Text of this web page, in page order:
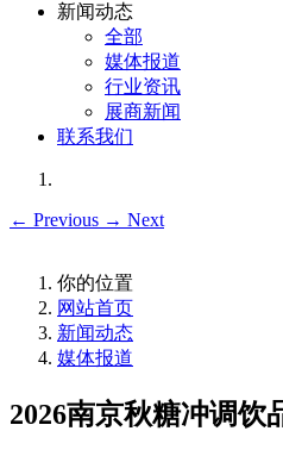
新闻动态
全部
媒体报道
行业资讯
展商新闻
联系我们
← Previous → Next
你的位置
网站首页
新闻动态
媒体报道
2026南京秋糖冲调饮